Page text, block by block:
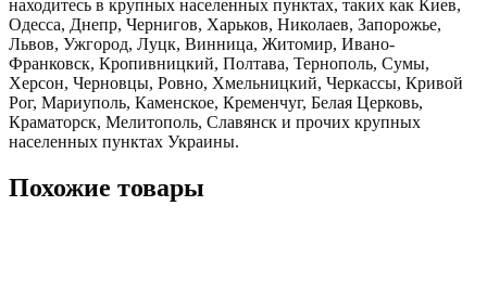
находитесь в крупных населенных пунктах, таких как Киев,
Одесса, Днепр, Чернигов, Харьков, Николаев, Запорожье,
Львов, Ужгород, Луцк, Винница, Житомир, Ивано-
Франковск, Кропивницкий, Полтава, Тернополь, Сумы,
Херсон, Черновцы, Ровно, Хмельницкий, Черкассы, Кривой
Рог, Мариуполь, Каменское, Кременчуг, Белая Церковь,
Краматорск, Мелитополь, Славянск и прочих крупных
населенных пунктах Украины.
Похожие товары